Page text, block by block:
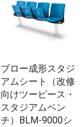
ブロー成形スタジ
アムシート（改修
向けツーピース・
スタジアムベン
チ）BLM-9000シ